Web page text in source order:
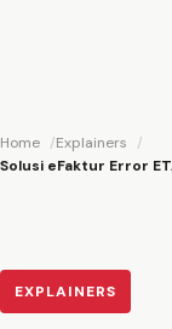
Home
Explainers
Solusi eFaktur Error
EXPLAINERS